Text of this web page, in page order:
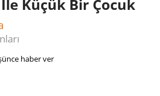
Küçük Bir Çocuk
haber ver